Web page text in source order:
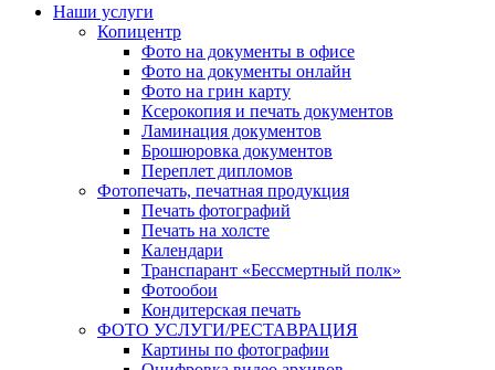
Наши услуги
Копицентр
Фото на документы в офисе
Фото на документы онлайн
Фото на грин карту
Ксерокопия и печать документов
Ламинация документов
Брошюровка документов
Переплет дипломов
Фотопечать, печатная продукция
Печать фотографий
Печать на холсте
Календари
Транспарант «Бессмертный полк»
Фотообои
Кондитерская печать
ФОТО УСЛУГИ/РЕСТАВРАЦИЯ
Картины по фотографии